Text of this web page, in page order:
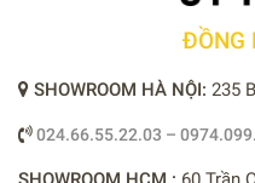
ĐỒNG
SHOWROOM HÀ NỘI: 235
024.66.55.22.03 –